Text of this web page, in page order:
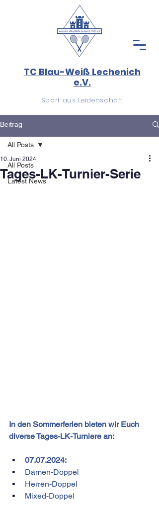
TC Blau-Weiß Lechenich
e.V.
Sport aus Leidenschaft
Beitrag
All Posts
Latest News
All Posts
Tages-LK-Turnier-Serie
10. Juni 2024
In den Sommerferien bieten wir Euch
diverse Tages-LK-Turniere an:
07.07.2024:
Damen-Doppel
Herren-Doppel
Mixed-Doppel